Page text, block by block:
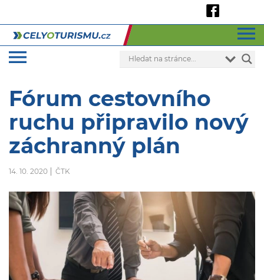
Fórum cestovního
ruchu připravilo nový
záchranný plán
14. 10. 2020 ČTK